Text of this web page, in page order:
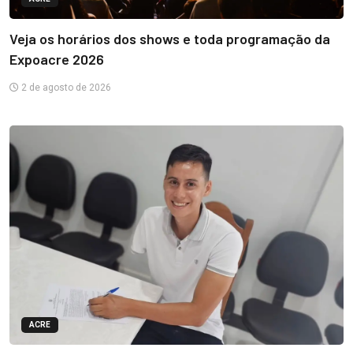
Veja os horários dos shows e toda programação da
Expoacre 2026
2 de agosto de 2026
ACRE